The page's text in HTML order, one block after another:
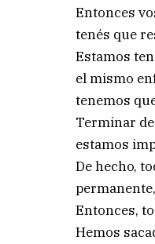
Entonces
tenés que
Estamos
el mismo
tenemos
Terminar
estamos
De hecho,
Entonces,
Hemos